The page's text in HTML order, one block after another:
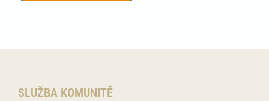
SLUŽBA KOMUNITĚ